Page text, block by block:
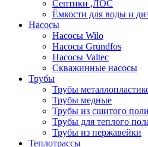
Септики ,ЛОС
Ёмкости для воды и
Насосы
Насосы Wilo
Насосы Grundfos
Насосы Valtec
Скважинные насосы
Трубы
Трубы
Трубы медные
Трубы из сшитого
Трубы для теплого
Трубы из нержавейки
Теплотрассы